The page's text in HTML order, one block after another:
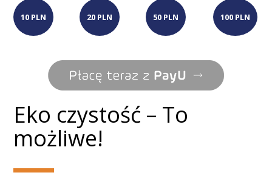
10 PLN 20 PLN 50 PLN 100 PLN
Eko czystość – To
możliwe!